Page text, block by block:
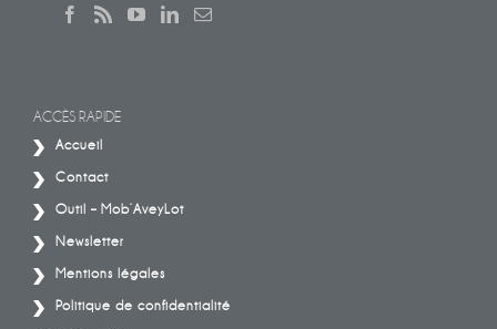
ACCÈS RAPIDE
Accueil
Contact
Outil – Mob’AveyLot
Newsletter
Mentions légales
Politique de confidentialité